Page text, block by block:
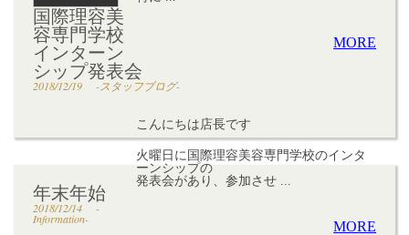
MORE
国際理容美
容専門学校
インターン
シップ発表会
2018/12/19 -スタッフブログ-
こんにちは店長です
火曜日に国際理容美容専門学校のインタ
ーンシップの
発表会があり、参加させ ...
MORE
年末年始
2018/12/14 -
Information-